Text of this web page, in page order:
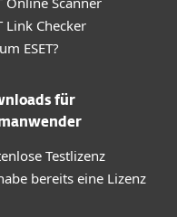
Link Checker
ESET?
für
Testlizenz
bereits eine Lizenz